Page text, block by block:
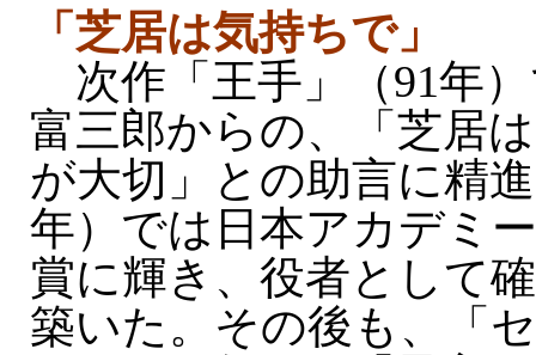
「芝居は気持ちで」
次作「王手」（91年
富三郎からの、「芝居
が大切」との助言に精
年）では日本アカデミ
賞に輝き、役者として
築いた。その後も、「